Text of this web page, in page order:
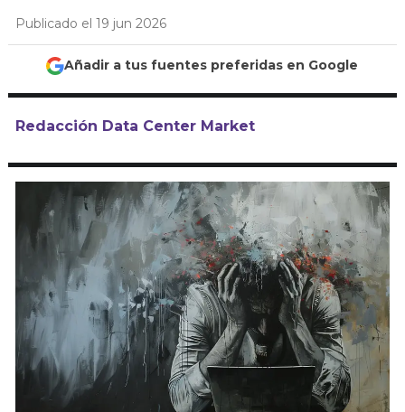
Publicado el 19 jun 2026
Añadir a tus fuentes preferidas en Google
Redacción Data Center Market